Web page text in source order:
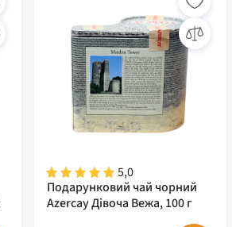
5,0
Подарунковий чай чорний
Azercay Дівоча Вежа, 100 г